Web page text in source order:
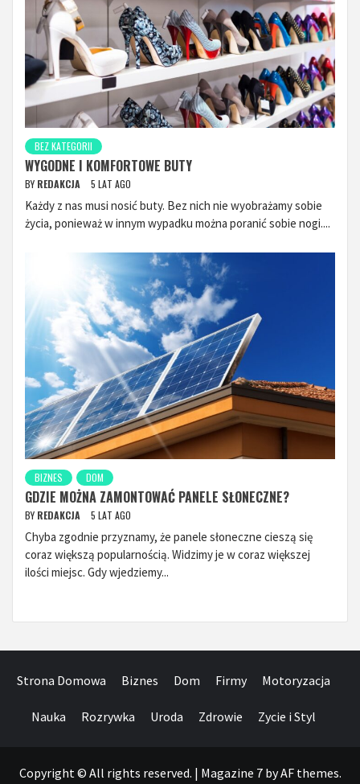
BEZ KATEGORII
WYGODNE I KOMFORTOWE BUTY
BY REDAKCJA 5 LAT AGO
Każdy z nas musi nosić buty. Bez nich nie wyobrażamy sobie
życia, ponieważ w innym wypadku można poranić sobie nogi....
BIZNES DOM
GDZIE MOŻNA ZAMONTOWAĆ PANELE SŁONECZNE?
BY REDAKCJA 5 LAT AGO
Chyba zgodnie przyznamy, że panele słoneczne cieszą się
coraz większą popularnością. Widzimy je w coraz większej
ilości miejsc. Gdy wjedziemy...
Strona Domowa Biznes Dom Firmy Motoryzacja
Nauka Rozrywka Uroda Zdrowie Zycie i Styl
Copyright © All rights reserved. | Magazine 7by AF themes.